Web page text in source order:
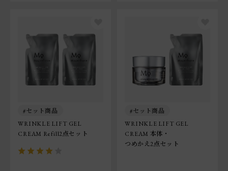
セット商品
WRINKLE LIFT GEL
CREAM Refill2点セット
セット商品
WRINKLE LIFT GEL
CREAM 本体・
つめかえ2点セット